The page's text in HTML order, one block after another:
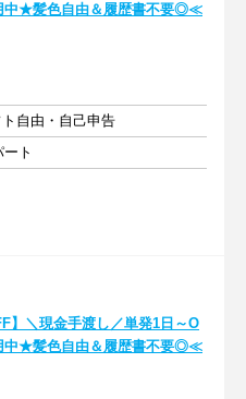
中★髪色自由＆履歴書不要◎≪
自由・自己申告
ト
】＼現金手渡し／単発1日～O
中★髪色自由＆履歴書不要◎≪